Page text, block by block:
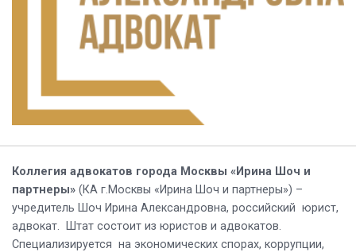
Коллегия адвокатов города Москвы «Ирина Шоч и
партнеры» (КА г.Москвы «Ирина Шоч и партнеры») –
учредитель Шоч Ирина Александровна, российский юрист,
адвокат. Штат состоит из юристов и адвокатов.
Специализируется на экономических спорах, коррупции,